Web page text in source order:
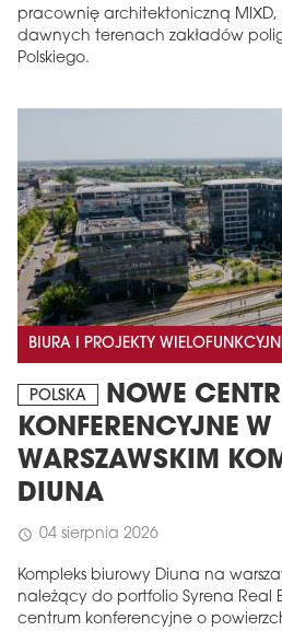
pracownię architektoniczną MIXD,
dawnych terenach zakładów
Polskiego.
BIURA I PROJEKTY
POLSKA
NOWE
KONFERENCYJNE W
WARSZAWSKIM
DIUNA
schedule 04 sierpnia 2026
Kompleks biurowy Diuna na
należący do portfolio Syrena Real
centrum konferencyjne o